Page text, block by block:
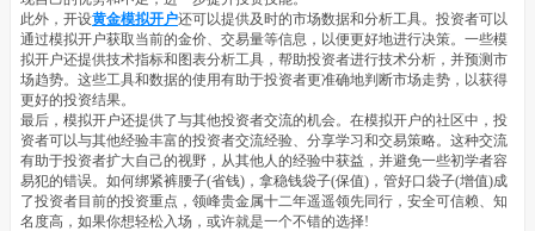
此外，开设黄金模拟开户还可以提供及时的市场数据和分析工具。投资者可以
通过模拟开户获取当前的金价、交易量等信息，以便更好地进行决策。一些模
拟开户还提供技术指标和图表分析工具，帮助投资者进行技术分析，并预测市
场趋势。这些工具和数据的使用有助于投资者更准确地判断市场走势，以获得
更好的投资结果。
最后，模拟开户还提供了与其他投资者交流的机会。在模拟开户的社区中，投
资者可以与其他经验丰富的投资者交流经验、分享学习和交易策略。这种交流
有助于投资者扩大自己的视野，从其他人的经验中获益，并避免一些初学者容
易犯的错误。 如何绑紧裤腰子(省钱)，拿稳钱袋子(保值)，管好口袋子(增值)成
了投资者目前的投资重点，领峰贵金属十二年遥遥领先同行，安全可信赖、知
名度高，如果你想轻松入场，或许就是一个不错的选择!